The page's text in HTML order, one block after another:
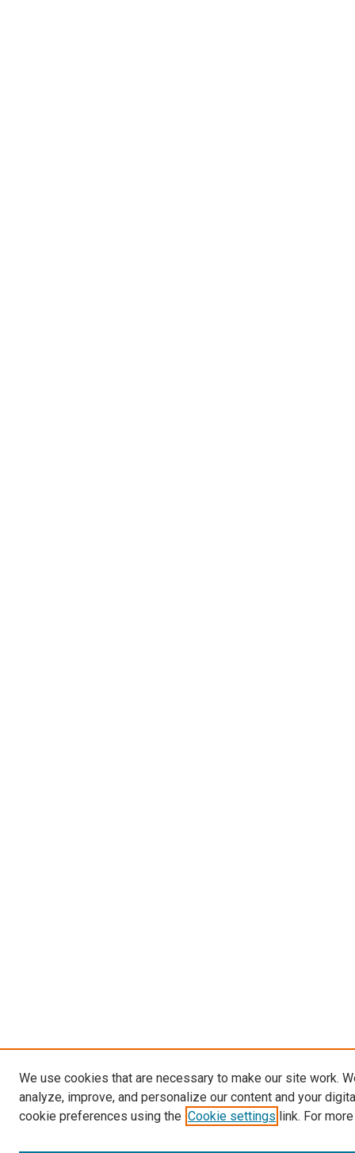
We use cookies that are necessary to make our site work.
analyze, improve, and personalize our content and your
cookie preferences using the Cookie settings link. For